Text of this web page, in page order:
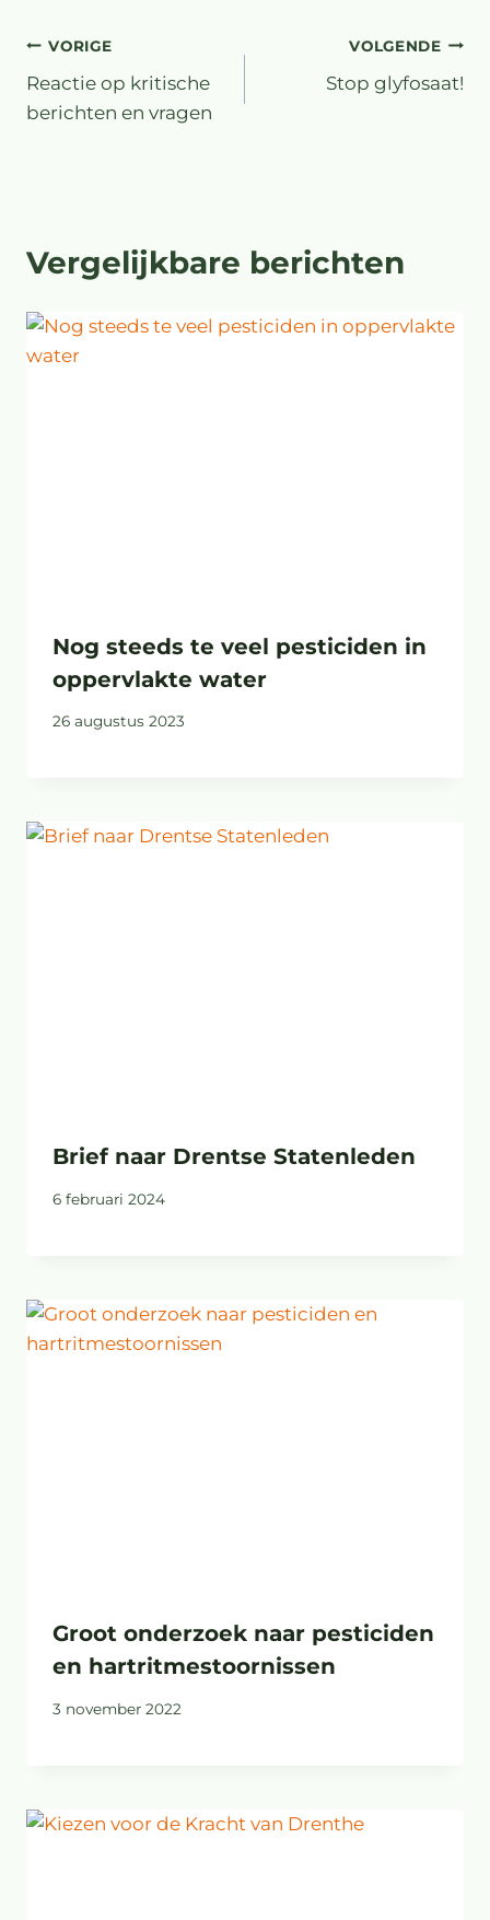
VORIGE
Reactie op kritische
berichten en vragen
VOLGENDE
Stop glyfosaat!
Vergelijkbare berichten
Nog steeds te veel pesticiden in
oppervlakte water
26 augustus 2023
Brief naar Drentse Statenleden
6 februari 2024
Groot onderzoek naar pesticiden
en hartritmestoornissen
3 november 2022